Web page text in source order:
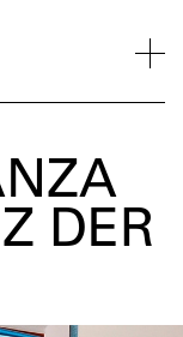
NETZWERK
DER